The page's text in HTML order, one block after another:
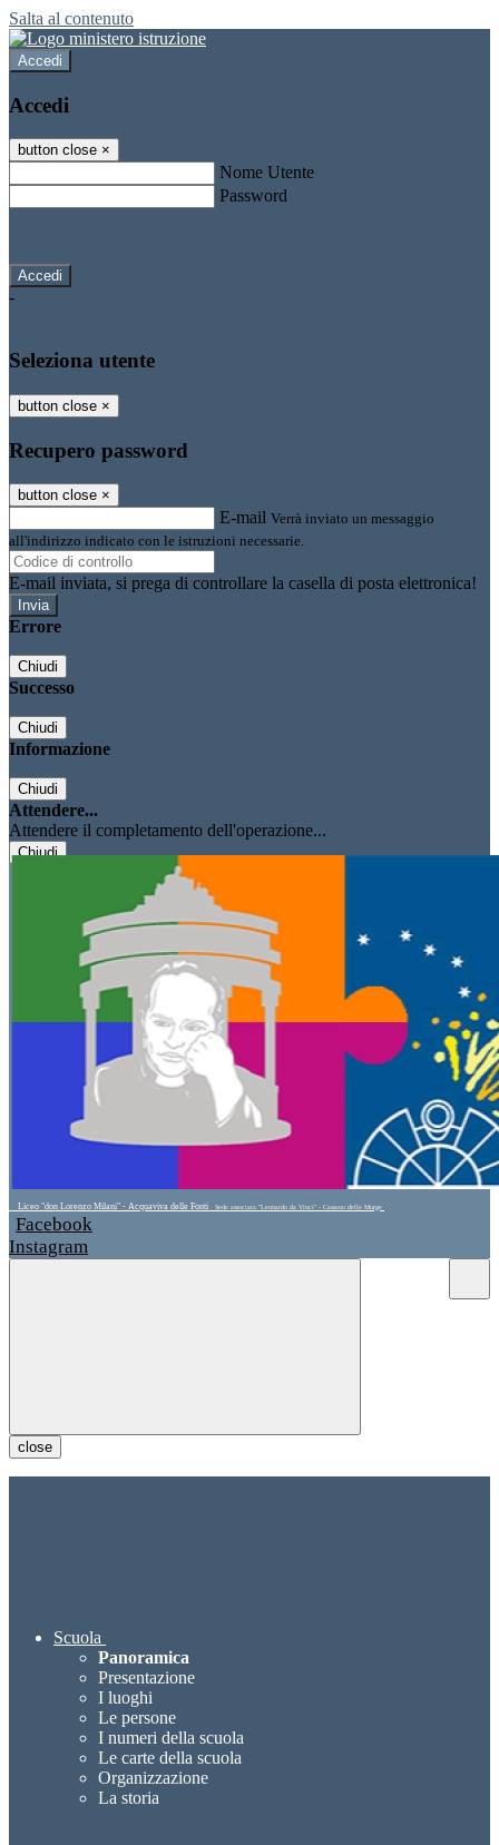
Salta al contenuto
Accedi
Accedi
button close ×
Nome Utente
Password
-
Seleziona utente
button close ×
Recupero password
button close ×
E-mail Verrà inviato un messaggio
all'indirizzo indicato con le istruzioni necessarie.
E-mail inviata, si prega di controllare la casella di posta elettronica!
Errore
Chiudi
Successo
Chiudi
Informazione
Chiudi
Attendere...
Attendere il completamento dell'operazione...
Chiudi
Liceo "don Lorenzo Milani" - Acquaviva delle Fonti Sede associata "Leonardo da Vinci" - Cassano delle Murge
Facebook
Instagram
close
Scuola
Panoramica
Presentazione
I luoghi
Le persone
I numeri della scuola
Le carte della scuola
Organizzazione
La storia